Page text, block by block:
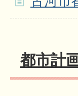
都市計